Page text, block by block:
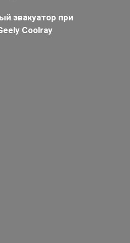
эвакуатор при
Coolray